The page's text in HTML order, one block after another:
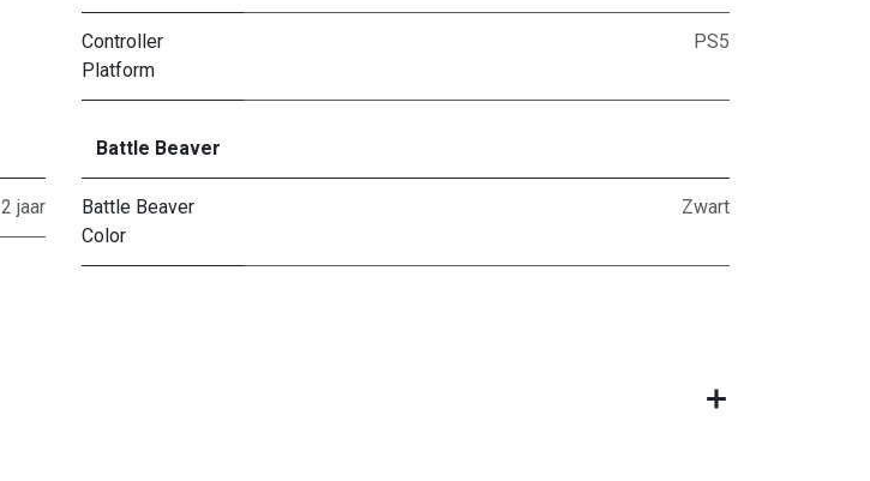
Controller
Platform
PS5
2 jaar
Battle Beaver
Battle Beaver
Color
Zwart